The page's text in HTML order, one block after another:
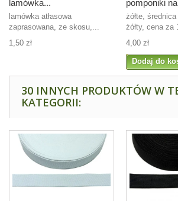
lamówka...
lamówka atłasowa
zaprasowana, ze skosu,...
1,50 zł
pomponiki
żółte,
żółty, cena za
4,00 zł
Dodaj do
30 INNYCH PRODUKTÓW W
KATEGORII: